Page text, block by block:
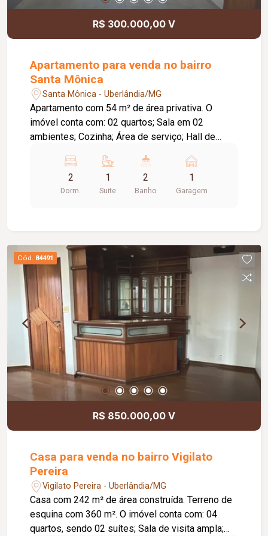
R$ 300.000,00 V
Apartamento para venda no bairro
Santa Mônica
Santa Mônica - Uberlândia/MG
Apartamento com 54 m² de área privativa. O
imóvel conta com: 02 quartos; Sala em 02
ambientes; Cozinha; Área de serviço; Hall de
Diferenciais: Aceita pets; Localização
privilegiada, próxima a comércios e serviços da
2
Dorm.
1
Suite
2
Banho
1
Garagem
Cód. 84491
R$ 850.000,00 V
Casa para venda no bairro Vigilato
Pereira
Vigilato Pereira - Uberlândia/MG
Casa com 242 m² de área construída. Terreno de
esquina com 360 m². O imóvel conta com: 04
quartos, sendo 02 suítes; Sala de visita ampla;